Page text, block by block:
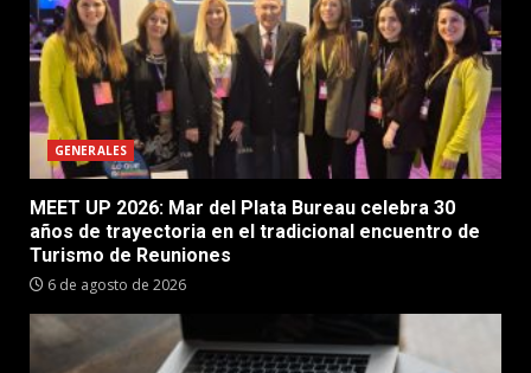
GENERALES
MEET UP 2026: Mar del Plata Bureau celebra 30
años de trayectoria en el tradicional encuentro de
Turismo de Reuniones
6 de agosto de 2026